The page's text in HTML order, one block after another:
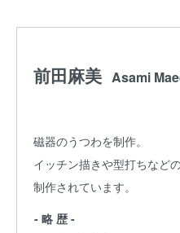
前田麻美 Asami
磁器のうつわを制作。
イッチン描きや型打ちなど
制作されています。
- 略 歴 -